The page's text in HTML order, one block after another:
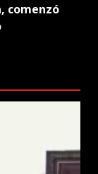
comenzó